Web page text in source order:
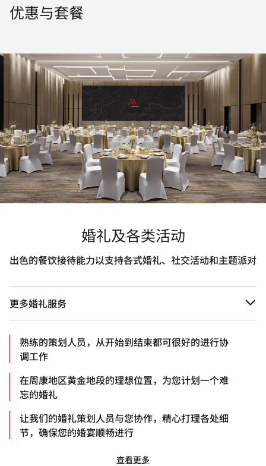
优惠与套餐
婚礼及各类活动
出色的餐饮接待能力以支持各式婚礼、社交活动和主题派对
更多婚礼服务
熟练的策划人员，从开始到结束都可很好的进行协
调工作
在周康地区黄金地段的理想位置，为您计划一个难
忘的婚礼
让我们的婚礼策划人员与您协作，精心打理各处细
节，确保您的婚宴顺畅进行
查看更多